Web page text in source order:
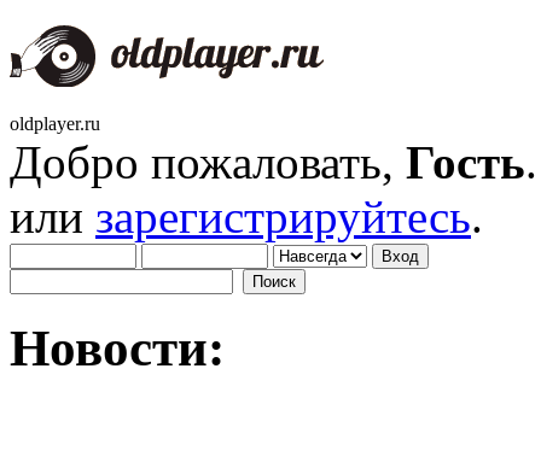
oldplayer.ru
Добро пожаловать, Гость
или зарегистрируйтесь.
Новости: